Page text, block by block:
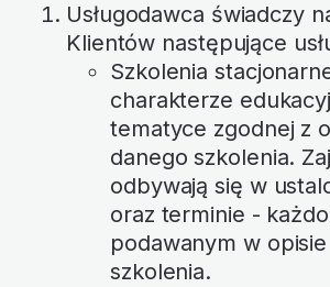
Usługodawca świadczy
Klientów następujące
Szkolenia
charakterze
tematyce zgodnej z
danego szkolenia.
odbywają się w
oraz terminie -
podawanym w
szkolenia.